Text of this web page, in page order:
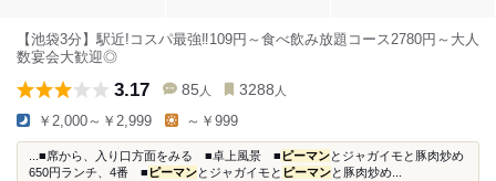
【池袋3分】駅近!コスパ最強‼109円～食べ飲み放題コース2780円～大人
数宴会大歓迎◎
3.17 85 人 3288 人
￥2,000～￥2,999 ～￥999
...■席から、入り口方面をみる ■卓上風景 ■ ピーマンとジャガイモと豚肉炒め
650円ランチ、4番 ■ ピーマンとジャガイモと ピーマンと豚肉炒め...